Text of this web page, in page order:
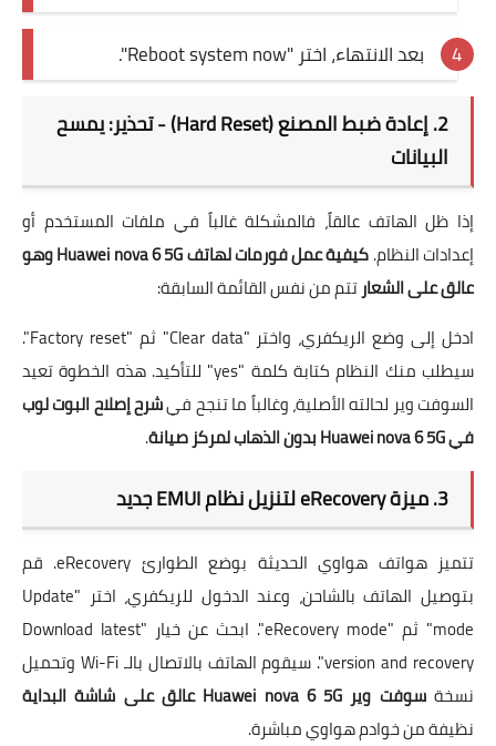
بعد الانتهاء، اختر "Reboot system now".
2. إعادة ضبط المصنع (Hard Reset) - تحذير: يمسح
البيانات
إذا ظل الهاتف عالقاً، فالمشكلة غالباً في ملفات المستخدم أو
إعدادات النظام.
كيفية عمل فورمات لهاتف Huawei nova 6 5G وهو
عالق على الشعار تتم من نفس القائمة السابقة:
ادخل إلى وضع الريكفري، واختر "Clear data" ثم "Factory reset".
سيطلب منك النظام كتابة كلمة "yes" للتأكيد. هذه الخطوة تعيد
السوفت وير لحالته الأصلية، وغالباً ما تنجح فيشرح إصلاح البوت لوب
في Huawei nova 6 5G بدون الذهاب لمركز صيانة
.
3. ميزة eRecovery لتنزيل نظام EMUI جديد
تتميز هواتف هواوي الحديثة بوضع الطوارئ eRecovery. قم
بتوصيل الهاتف بالشاحن، وعند الدخول للريكفري، اختر "Update
mode" ثم "eRecovery mode". ابحث عن خيار "Download latest
version and recovery". سيقوم الهاتف بالاتصال بالـ Wi-Fi وتحميل
نسخةسوفت وير Huawei nova 6 5G عالق على شاشة البداية
نظيفة من خوادم هواوي مباشرة.